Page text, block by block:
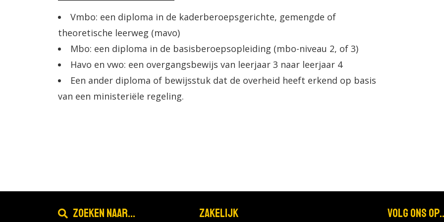
Vmbo: een diploma in de kaderberoepsgerichte, gemengde of
theoretische leerweg (mavo)
Mbo: een diploma in de basisberoepsopleiding (mbo-niveau 2, of 3)
Havo en vwo: een overgangsbewijs van leerjaar 3 naar leerjaar 4
Een ander diploma of bewijsstuk dat de overheid heeft erkend op basis
van een ministeriële regeling.
Zoeken naar... Zakelijk Volg ons